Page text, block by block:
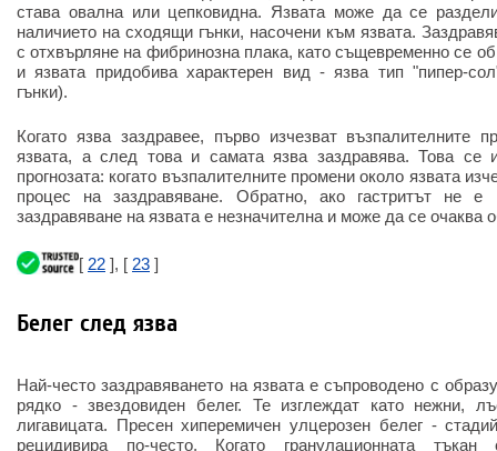
става овална или цепковидна. Язвата може да се
наличието на сходящи гънки, насочени към язвата.
с отхвърляне на фибринозна плака, като същевременно се
и язвата придобива характерен вид - язва тип "пипер-
гънки).
Когато язва заздравее, първо изчезват възпалителните
язвата, а след това и самата язва заздравява. Това се
прогнозата: когато възпалителните промени около язвата
процес на заздравяване. Обратно, ако гастритът не е
заздравяване на язвата е незначителна и може да се очаква
[ 22 ], [ 23 ]
Белег след язва
Най-често заздравяването на язвата е съпроводено с
рядко - звездовиден белег. Те изглеждат като нежни,
лигавицата. Пресен хиперемичен улцерозен белег -
рецидивира по-често. Когато гранулационната